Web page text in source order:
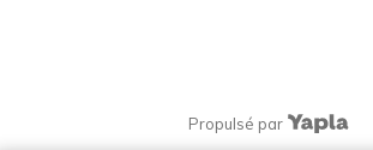
Propulsé par